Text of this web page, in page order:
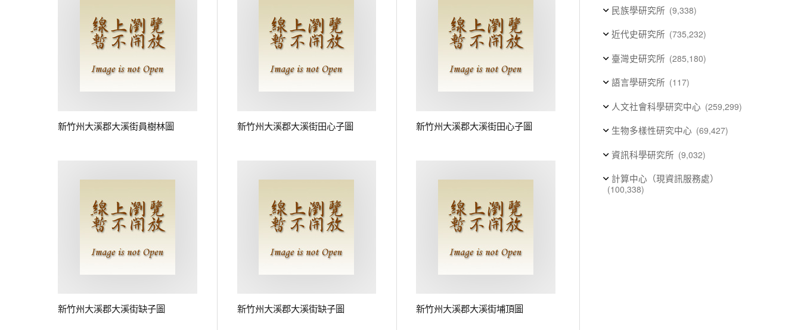
新竹州大溪郡大溪街員樹林圖 新竹州大溪郡大溪街田心子圖 新竹州大溪郡大溪街田心子圖
新竹州大溪郡大溪街缺子圖 新竹州大溪郡大溪街缺子圖 新竹州大溪郡大溪街埔頂圖
民族學研究所 (9,338)
近代史研究所 (735,232)
臺灣史研究所 (285,180)
語言學研究所 (117)
人文社會科學研究中心 (259,299)
生物多樣性研究中心 (69,427)
資訊科學研究所 (9,032)
計算中心（現資訊服務處）
(100,338)